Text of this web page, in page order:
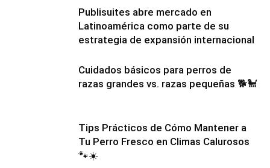
Publisuites abre mercado en
Latinoamérica como parte de su
estrategia de expansión internacional
Cuidados básicos para perros de
razas grandes vs. razas pequeñas 🐕🐩
Tips Prácticos de Cómo Mantener a
Tu Perro Fresco en Climas Calurosos
🐾☀️